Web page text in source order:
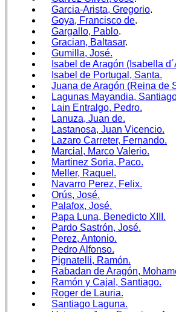
Garcia-Arista, Gregorio.
Goya, Francisco de.
Gargallo, Pablo.
Gracian, Baltasar.
Gumilla, José.
Isabel de Aragón (Isabella
Isabel de Portugal, Santa.
Juana de Aragón (Reina de
Lagunas Mayandia,
Lain Entralgo, Pedro.
Lanuza, Juan de.
Lastanosa, Juan Vicencio.
Lazaro Carreter, Fernando.
Marcial, Marco Valerio.
Martinez Soria, Paco.
Meller, Raquel.
Navarro Perez, Felix.
Orús, José.
Palafox, José.
Papa Luna, Benedicto XIII.
Pardo Sastrón, José.
Perez, Antonio.
Pedro Alfonso.
Pignatelli, Ramón.
Rabadan de Aragón,
Ramón y Cajal, Santiago.
Roger de Lauria.
Santiago Laguna.